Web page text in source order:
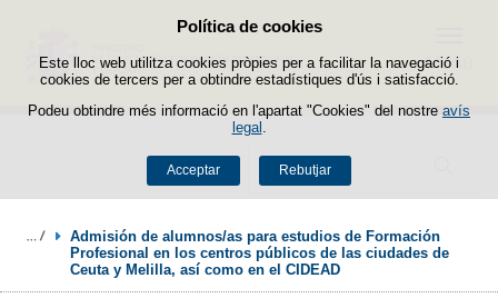
Política de cookies
Este lloc web utilitza cookies pròpies per a facilitar la navegació i
cookies de tercers per a obtindre estadístiques d'ús i satisfacció.
Podeu obtindre més informació en l'apartat "Cookies" del nostre avís
legal
Acceptar Rebutjar
Passar al contingut
Buscador
Menú
Admisión de alumnos/as para estudios de Formación
Profesional en los centros públicos de las ciudades de
Ceuta y Melilla, así como en el CIDEAD